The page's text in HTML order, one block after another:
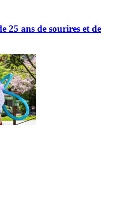
25 ans de sourires et de